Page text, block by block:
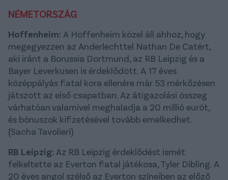
NÉMETORSZÁG
Hoffenheim: A Hoffenheim közel áll ahhoz, hogy
megegyezzen az Anderlechttel Nathan De Catért,
aki iránt a Borussia Dortmund, az RB Leipzig és a
Bayer Leverkusen is érdeklődött. A 17 éves
középpályás fiatal kora ellenére már 53 mérkőzésen
játszott az első csapatban. Az átigazolási összeg
várhatóan valamivel meghaladja a 20 millió eurót,
és bónuszok kifizetésével tovább emelkedhet.
(Sacha Tavolieri)
RB Leipzig: Az RB Leipzig érdeklődést ismét
felkeltette az Everton fiatal játékosa, Tyler Dibling. A
20 éves angol szélső az Everton színeiben az előző